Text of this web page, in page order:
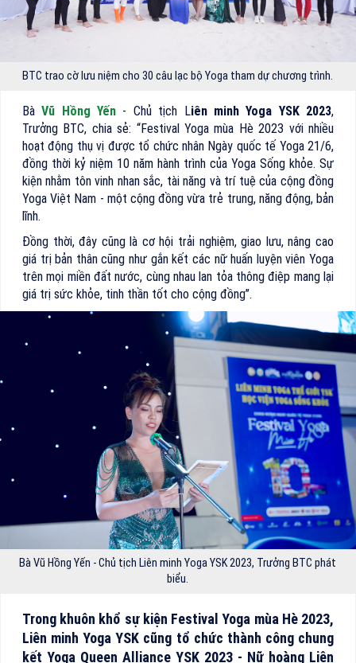
BTC trao cờ lưu niệm cho 30 câu lạc bộ Yoga tham dự chương trình.
BàVũ Hồng Yến - Chủ tịch Liên minh Yoga YSK 2023,
Trưởng BTC, chia sẻ: “Festival Yoga mùa Hè 2023 với nhiều
hoạt động thụ vị được tổ chức nhân Ngày quốc tế Yoga 21/6,
đồng thời kỷ niệm 10 năm hành trình của Yoga Sống khỏe. Sự
kiện nhằm tôn vinh nhan sắc, tài năng và trí tuệ của cộng đồng
Yoga Việt Nam - một cộng đồng vừa trẻ trung, năng động, bản
lĩnh.
Đồng thời, đây cũng là cơ hội trải nghiệm, giao lưu, nâng cao
giá trị bản thân cũng như gắn kết các nữ huấn luyện viên Yoga
trên mọi miền đất nước, cùng nhau lan tỏa thông điệp mang lại
giá trị sức khỏe, tinh thần tốt cho cộng đồng”.
Bà Vũ Hồng Yến - Chủ tịch Liên minh Yoga YSK 2023, Trưởng BTC phát
biểu.
Trong khuôn khổ sự kiện Festival Yoga mùa Hè 2023,
Liên minh Yoga YSK cũng tổ chức thành công chung
kết Yoga Queen Alliance YSK 2023 - Nữ hoàng Liên